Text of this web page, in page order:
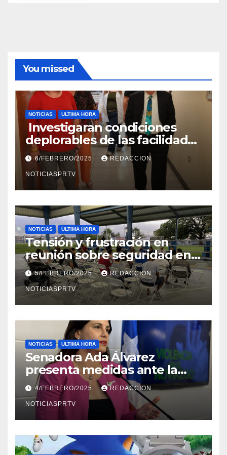
You missed
NOTICIAS ULTIMA HORA
Investigaran condiciones
deplorables de las facilidades
el Departamento de la Salud
en Mayagüez
6/FEBRERO/2025 REDACCION
NOTICIASPRTV
NOTICIAS ULTIMA HORA
Tensión y frustración en
reunión sobre seguridad en
Reparto Metropolitano
5/FEBRERO/2025 REDACCION
NOTICIASPRTV
NOTICIAS ULTIMA HORA
Senadora Ada Álvarez
presenta medidas ante la
violencia en el noviazgo
4/FEBRERO/2025 REDACCION
NOTICIASPRTV